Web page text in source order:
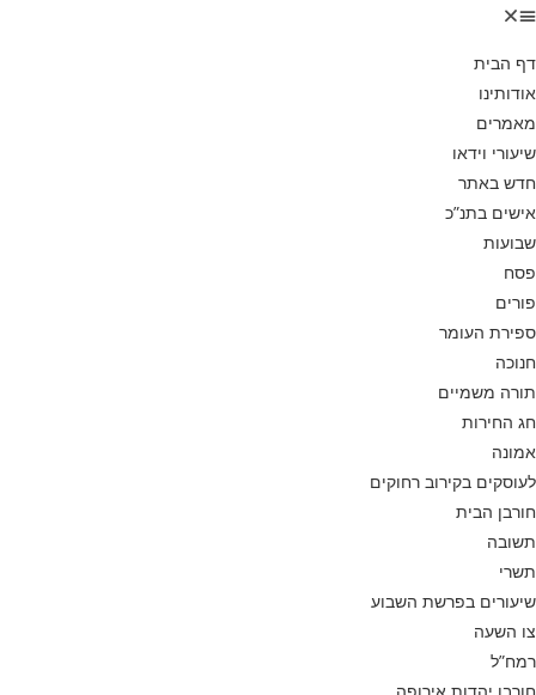
דף הבית
אודותינו
מאמרים
שיעורי וידאו
חדש באתר
אישים בתנ”כ
שבועות
פסח
פורים
ספירת העומר
חנוכה
תורה משמיים
חג החירות
אמונה
לעוסקים בקירוב רחוקים
חורבן הבית
תשובה
תשרי
שיעורים בפרשת השבוע
צו השעה
רמח”ל